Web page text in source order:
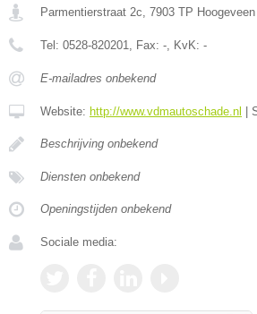
Parmentierstraat 2c, 7903 TP Hoogeveen
Tel: 0528-820201, Fax: -, KvK: -
E-mailadres onbekend
Website: http://www.vdmautoschade.nl
Beschrijving onbekend
Diensten onbekend
Openingstijden onbekend
Sociale media: